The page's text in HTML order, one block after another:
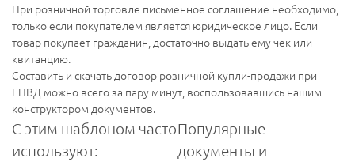
При розничной торговле письменное соглашение необходимо,
только если покупателем является юридическое лицо. Если
товар покупает гражданин, достаточно выдать ему чек или
квитанцию.
Составить и скачать договор розничной купли-продажи при
ЕНВД можно всего за пару минут, воспользовавшись нашим
конструктором документов.
С этим шаблоном часто
используют:
Популярные
документы и